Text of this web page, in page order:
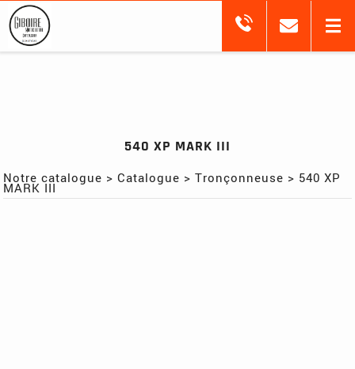
540 XP MARK III
Notre catalogue >Catalogue >Tronçonneuse > 540 XP
MARK III